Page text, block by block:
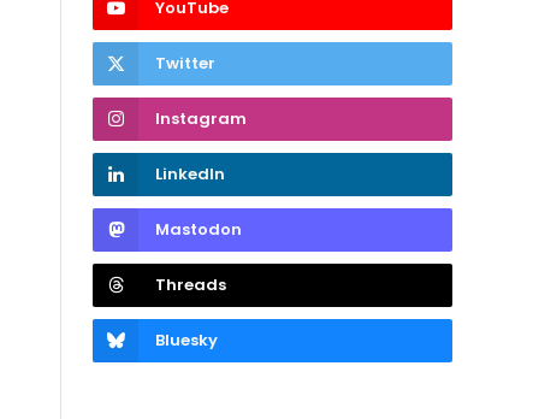
YouTube
Twitter
Instagram
LinkedIn
Mastodon
Threads
Bluesky